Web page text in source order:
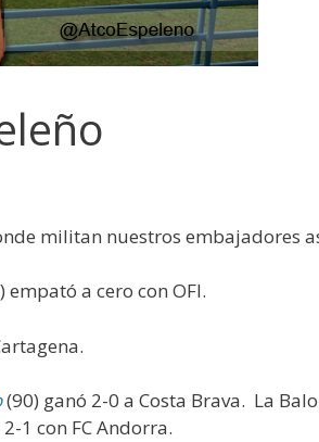
militan nuestros embajadores
empató a cero con OFI.
(90) ganó 2-0 a Costa Brava. La
1 con FC Andorra.